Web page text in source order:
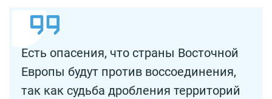
Есть опасения, что страны Восточной
Европы будут против воссоединения,
так как судьба дробления территорий